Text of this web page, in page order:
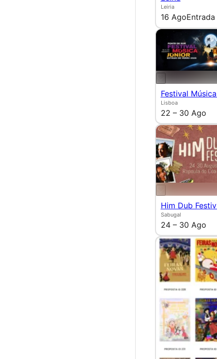
Leiria
16 Ago
Festival
Lisboa
22 – 30 Ago
Him Dub
Sabugal
24 – 30 Ago